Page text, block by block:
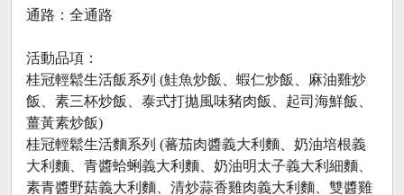
通路：全通路
活動品項：
桂冠輕鬆生活飯系列 (鮭魚炒飯、蝦仁炒飯、麻油雞炒
飯、素三杯炒飯、泰式打拋風味豬肉飯、起司海鮮飯、
薑黃素炒飯)
桂冠輕鬆生活麵系列 (蕃茄肉醬義大利麵、奶油培根義
大利麵、青醬蛤蜊義大利麵、奶油明太子義大利細麵、
素青醬野菇義大利麵、清炒蒜香雞肉義大利麵、雙醬雞